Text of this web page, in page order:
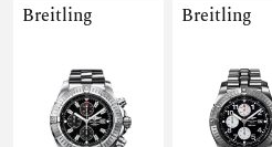
Breitling Breitling